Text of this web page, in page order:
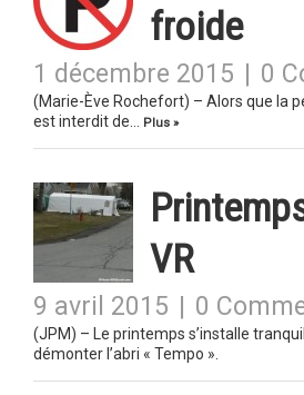
froide
1 décembre 2015 0
(Marie-Ève Rochefort) – Alors que la
est interdit de…
Plus »
VR
9 avril 2015 0
(JPM) – Le printemps s’installe
démonter l’abri « Tempo ».